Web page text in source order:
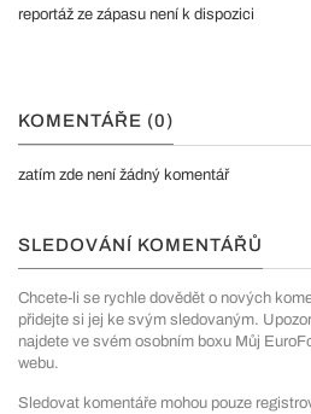
reportáž ze zápasu není k dispozici
KOMENTÁŘE (0)
zatím zde není žádný komentář
SLEDOVÁNÍ KOMENTÁŘŮ
Chcete-li se rychle dovědět o nových
přidejte si jej ke svým sledovaným.
najdete ve svém osobním boxu Můj
webu.
Sledovat komentáře mohou pouze